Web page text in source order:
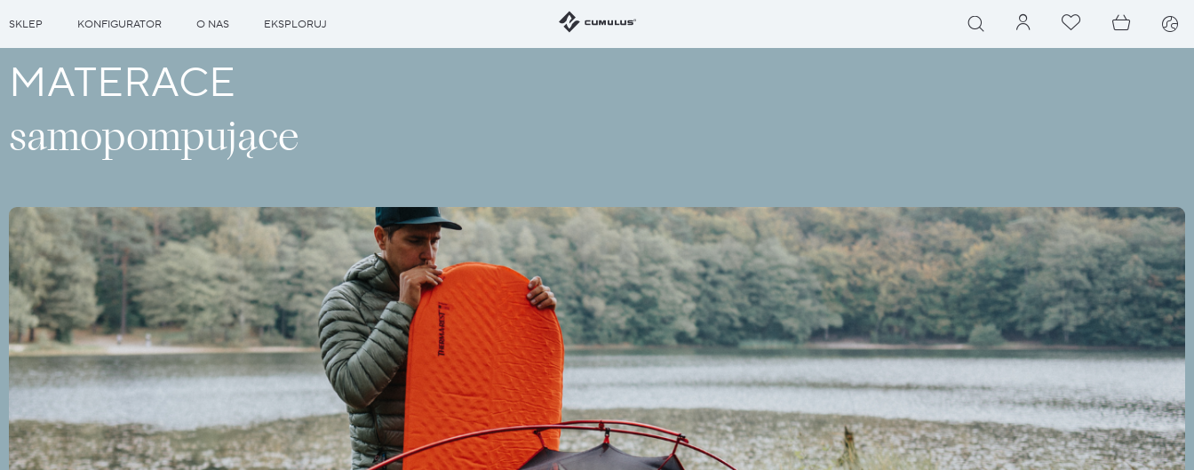
SKLEP KONFIGURATOR O NAS EKSPLORUJ
MATERACE
samopompujące